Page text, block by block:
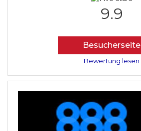
9.9
Besucherseite
Bewertung lesen